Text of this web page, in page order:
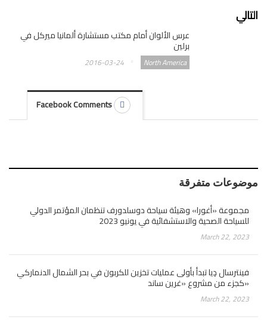
التالي
عرس الألوان أمام مكتب مستشارة ألمانيا ميركل في
برلين
North America
2016-03-24
موضوعات متفرقة
مجموعة «أغورا» وهيئة سياحة دوسلدورف تنظمان المؤتمر الدولي
للسياحة الصحية والاستشفائية في يونيو 2023
March 22, 2023
فينترسال دِيا تبدأ بأولى عمليات تخزين للكربون في بحر الشمال الدنماركي
كجزء من مشروع «غرين ساند»
March 22, 2023